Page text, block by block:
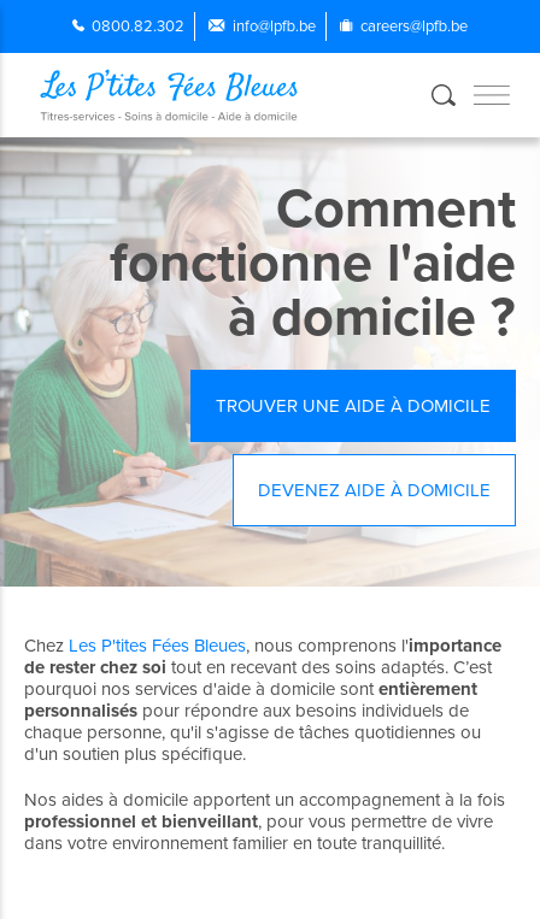
0800.82.302 info@lpfb.be careers@lpfb.be
Comment
fonctionne l'aide
à domicile ?
TROUVER UNE AIDE À DOMICILE
DEVENEZ AIDE À DOMICILE
Chez Les P'tites Fées Bleues, nous comprenons l'importance
de rester chez soi tout en recevant des soins adaptés. C’est
pourquoi nos services d'aide à domicile sontentièrement
personnalisés pour répondre aux besoins individuels de
chaque personne, qu'il s'agisse de tâches quotidiennes ou
d'un soutien plus spécifique.
Nos aides à domicile apportent un accompagnement à la fois
professionnel et bienveillant, pour vous permettre de vivre
dans votre environnement familier en toute tranquillité.